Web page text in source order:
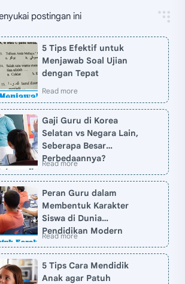
postingan ini
5 Tips Efektif untuk
Menjawab Soal Ujian
dengan Tepat
Gaji Guru di Korea
Selatan vs Negara Lain,
Seberapa Besar
Perbedaannya?
Peran Guru dalam
Membentuk Karakter
Siswa di Dunia
Pendidikan Modern
5 Tips Cara Mendidik
Anak agar Patuh